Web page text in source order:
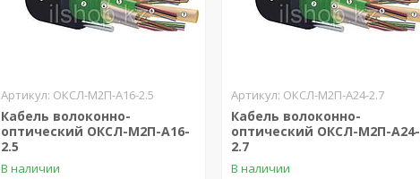
ОКСЛ-М2П-А16-2.5
Кабель волоконно-
оптический ОКСЛ-М2П-А16-
2.5
В наличии
ОКСЛ-М2П-А24-2.7
Кабель волоконно-
оптический ОКСЛ-М2П-А24-
2.7
В наличии